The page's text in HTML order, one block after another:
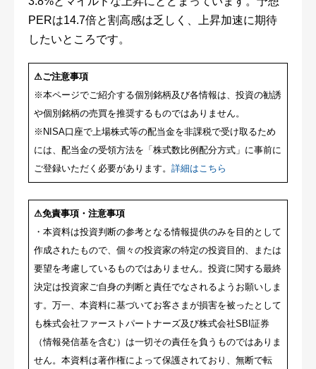
PERは14.7倍と割高感は乏しく、上昇加速に期待
したいところです。
⚠ご注意事項
※本ページでご紹介する個別銘柄及び各情報は、投資の勧誘
や個別銘柄の売買を推奨するものではありません。
※NISA口座で上場株式等の配当金を非課税で受け取るため
には、配当金の受領方法を「株式数比例配分方式」に事前に
ご登録いただく必要があります。 詳細はこちら
⚠免責事項・注意事項
・本資料は投資判断の参考となる情報提供のみを目的として
作成されたもので、個々の投資家の特定の投資目的、または
要望を考慮しているものではありません。投資に関する最終
決定は投資家ご自身の判断と責任でなされるようお願いしま
す。万一、本資料に基づいてお客さまが損害を被ったとして
も株式会社ファーストパートナーズ及び株式会社SBI証券
（情報発信基を含む）は一切その責任を負うものではありま
せん。本資料は著作権によって保護されており、無断で転